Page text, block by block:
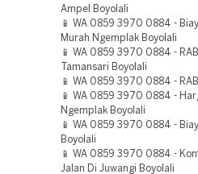
Ampel Boyolali
📱 WA 0859 3970 0884 -
Murah Ngemplak Boyolali
📱 WA 0859 3970 0884 -
Tamansari Boyolali
📱 WA 0859 3970 0884 -
📱 WA 0859 3970 0884 -
Ngemplak Boyolali
📱 WA 0859 3970 0884 -
Boyolali
📱 WA 0859 3970 0884 -
Jalan Di Juwangi Boyolali